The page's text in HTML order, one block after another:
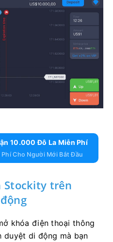
10.000 Đô La Miễn Phí
Cho Người Mới Bắt Đầu
Stockity trên
khóa điện thoại thông
duyệt di động mà bạn